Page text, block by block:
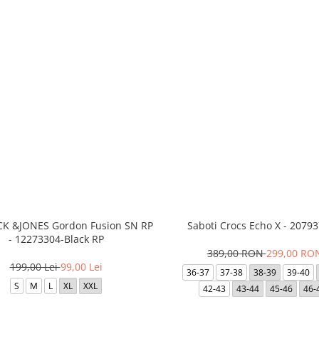
&JONES Gordon Fusion SN RP
- 12273304-Black RP
199,00 Lei99,00 Lei
S M L XL XXL
Saboti Crocs Echo X -
389,00 RON299,00
36-37 37-38 38-39
39-40
42-43
43-44 45-46 46-